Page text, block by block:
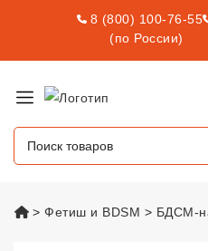
8 (800) 100-76-55
(по России)
vsexshop.ru
Фетиш и BDSM БДСМ-